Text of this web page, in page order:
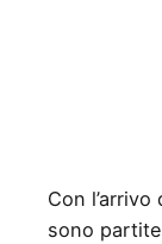
Con
sono